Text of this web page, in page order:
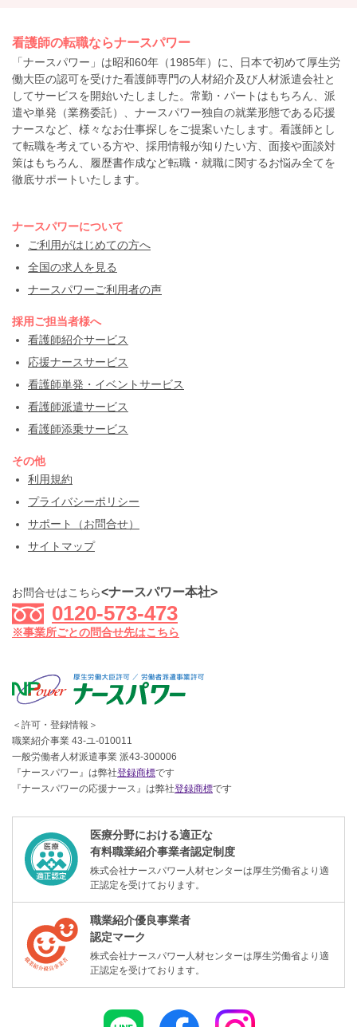
看護師の転職ならナースパワー
「ナースパワー」は昭和60年（1985年）に、日本で初めて厚生労
働大臣の認可を受けた看護師専門の人材紹介及び人材派遣会社と
してサービスを開始いたしました。常勤・パートはもちろん、派
遣や単発（業務委託）、ナースパワー独自の就業形態である応援
ナースなど、様々なお仕事探しをご提案いたします。看護師とし
て転職を考えている方や、採用情報が知りたい方、面接や面談対
策はもちろん、履歴書作成など転職・就職に関するお悩み全てを
徹底サポートいたします。
ナースパワーについて
ご利用がはじめての方へ
全国の求人を見る
ナースパワーご利用者の声
採用ご担当者様へ
看護師紹介サービス
応援ナースサービス
看護師単発・イベントサービス
看護師派遣サービス
看護師添乗サービス
その他
利用規約
プライバシーポリシー
サポート（お問合せ）
サイトマップ
お問合せはこちら<ナースパワー本社>
0120-573-473
※事業所ごとの問合せ先はこちら
＜許可・登録情報＞
職業紹介事業 43-ユ-010011
一般労働者人材派遣事業 派43-300006
『ナースパワー』は弊社登録商標です
『ナースパワーの応援ナース』は弊社登録商標です
医療分野における適正な
有料職業紹介事業者認定制度
株式会社ナースパワー人材センターは厚生労働省より適
正認定を受けております。
職業紹介優良事業者
認定マーク
株式会社ナースパワー人材センターは厚生労働省より適
正認定を受けております。